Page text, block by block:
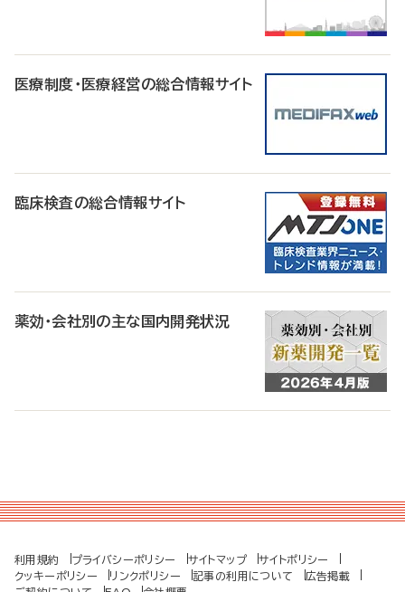
医療制度・医療経営の総合情報サイト
臨床検査の総合情報サイト
薬効・会社別の主な国内開発状況
利用規約 プライバシーポリシー サイトマップ
サイトポリシー
クッキーポリシー
リンクポリシー 記事の利用について
広告掲載